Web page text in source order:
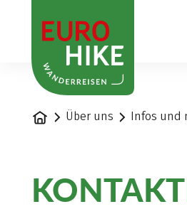
StartseiteÜber uns Infos und